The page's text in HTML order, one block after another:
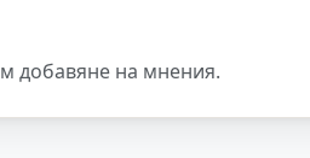
добавяне на мнения.